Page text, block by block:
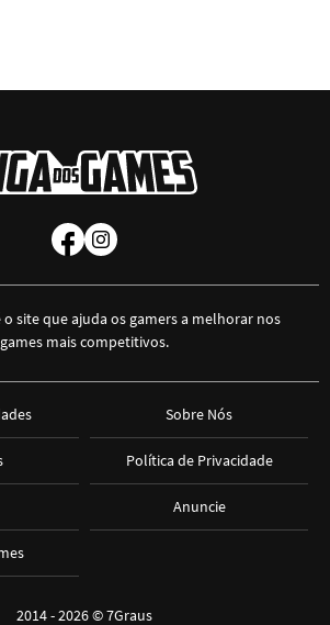
o site que ajuda os gamers a melhorar nos
games mais competitivos.
Sobre Nós
Política de Privacidade
Anuncie
2014 - 2026 ©7Graus